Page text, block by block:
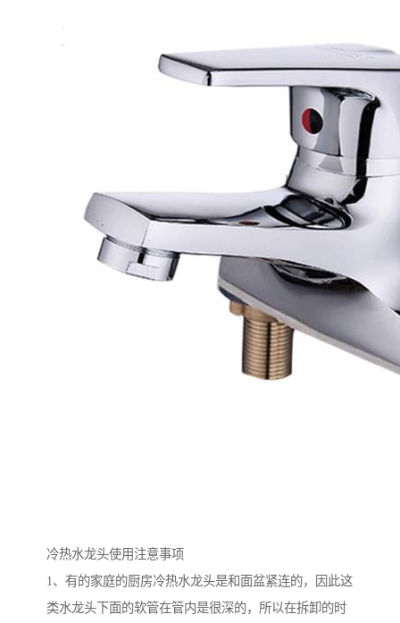
冷热水龙头使用注意事项
1、有的家庭的厨房冷热水龙头是和面盆紧连的，因此这
类水龙头下面的软管在管内是很深的，所以在拆卸的时